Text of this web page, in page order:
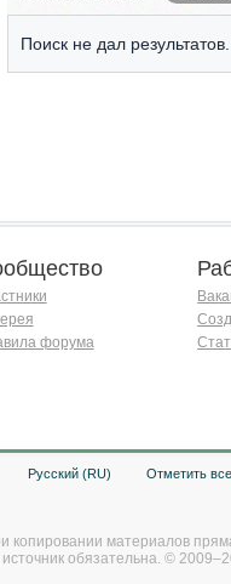
Поиск не дал результатов.
форума
Русский (RU) Отметить
копировании материалов
источник обязательна. ©